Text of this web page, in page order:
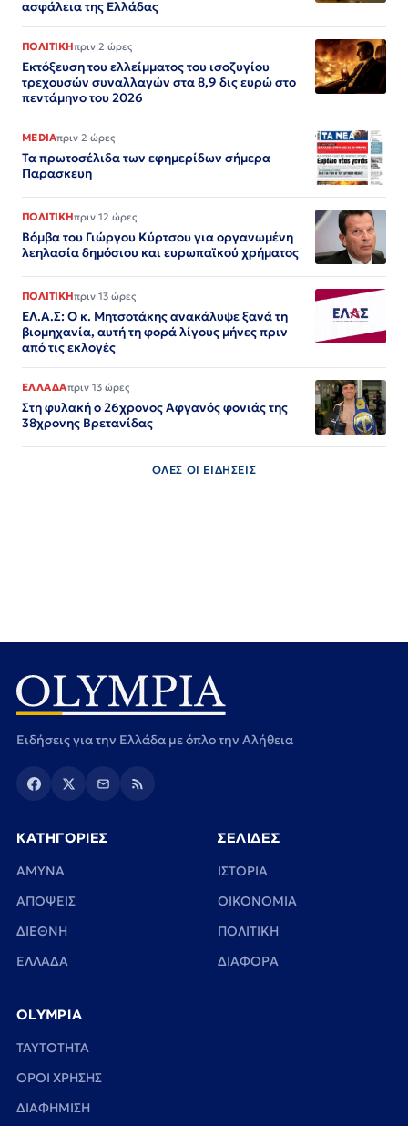
ασφάλεια της Ελλάδας
ΠΟΛΙΤΙΚΗπριν 2 ώρες
Εκτόξευση του ελλείμματος του ισοζυγίου
τρεχουσών συναλλαγών στα 8,9 δις ευρώ στο
πεντάμηνο του 2026
MEDIAπριν 2 ώρες
Τα πρωτοσέλιδα των εφημερίδων σήμερα
Παρασκευη
ΠΟΛΙΤΙΚΗπριν 12 ώρες
Βόμβα του Γιώργου Κύρτσου για οργανωμένη
λεηλασία δημόσιου και ευρωπαϊκού χρήματος
ΠΟΛΙΤΙΚΗπριν 13 ώρες
ΕΛ.Α.Σ: Ο κ. Μητσοτάκης ανακάλυψε ξανά τη
βιομηχανία, αυτή τη φορά λίγους μήνες πριν
από τις εκλογές
ΕΛΛΑΔΑπριν 13 ώρες
Στη φυλακή ο 26χρονος Αφγανός φονιάς της
38χρονης Βρετανίδας
ΟΛΕΣ ΟΙ ΕΙΔΗΣΕΙΣ
Ειδήσεις για την Ελλάδα με όπλο την Αλήθεια
ΚΑΤΗΓΟΡΙΕΣ
ΑΜΥΝΑ
ΑΠΟΨΕΙΣ
ΔΙΕΘΝΗ
ΕΛΛΑΔΑ
ΣΕΛΙΔΕΣ
ΙΣΤΟΡΙΑ
ΟΙΚΟΝΟΜΙΑ
ΠΟΛΙΤΙΚΗ
ΔΙΑΦΟΡΑ
OLYMPIA
TAYTOTHTA
ΟΡΟΙ ΧΡΗΣΗΣ
ΔΙΑΦΗΜΙΣΗ